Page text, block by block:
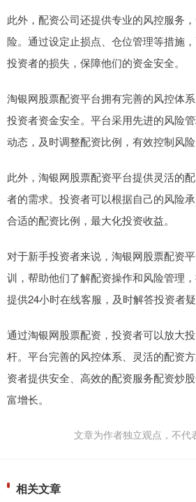
此外，配资公司还提供专业的风控服务
险。通过设定止损点、仓位管理等措施
投资者的损失，保障他们的资金安全。
淘银网股票配资平台拥有完善的风控体
投资者资金安全。平台采用先进的风险
动态，及时调整配资比例，有效控制风险
此外，淘银网股票配资平台提供灵活的
者的需求。投资者可以根据自己的风险
合适的配资比例，最大化投资收益。
对于新手投资者来说，淘银网股票配资
训，帮助他们了解配资操作和风险管理
提供24小时在线客服，及时解答投资者
通过淘银网股票配资，投资者可以放大
杆。平台完善的风控体系、灵活的配资
资者提供安全、高效的配资服务配资炒
富增长。
文章为作者独立观点，不代
相关文章